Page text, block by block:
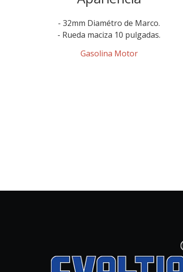
- 32mm Diamétro de Marco.
- Rueda maciza 10 pulgadas.
Gasolina Motor